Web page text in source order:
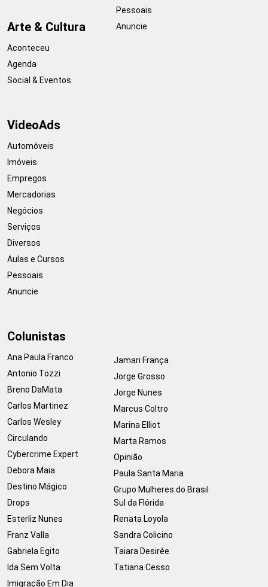
Arte & Cultura
Aconteceu
Agenda
Social & Eventos
Pessoais
Anuncie
VideoAds
Automóveis
Imóveis
Empregos
Mercadorias
Negócios
Serviços
Diversos
Aulas e Cursos
Pessoais
Anuncie
Colunistas
Ana Paula Franco
Antonio Tozzi
Breno DaMata
Carlos Martinez
Carlos Wesley
Circulando
Cybercrime Expert
Debora Maia
Destino Mágico
Drops
Esterliz Nunes
Franz Valla
Gabriela Egito
Ida Sem Volta
Imigração Em Dia
Jamari França
Jorge Grosso
Jorge Nunes
Marcus Coltro
Marina Elliot
Marta Ramos
Opinião
Paula Santa Maria
Grupo Mulheres do Brasil
Sul da Flórida
Renata Loyola
Sandra Colicino
Taiara Desirée
Tatiana Cesso